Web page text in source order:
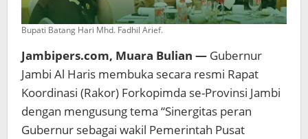
Bupati Batang Hari Mhd. Fadhil Arief.
Jambipers.com, Muara Bulian — Gubernur
Jambi Al Haris membuka secara resmi Rapat
Koordinasi (Rakor) Forkopimda se-Provinsi Jambi
dengan mengusung tema “Sinergitas peran
Gubernur sebagai wakil Pemerintah Pusat